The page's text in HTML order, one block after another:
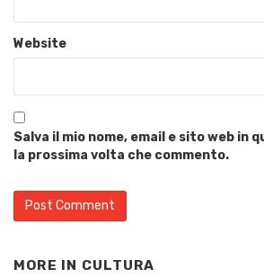
Website
Salva il mio nome, email e sito web in
la prossima volta che commento.
MORE IN CULTURA